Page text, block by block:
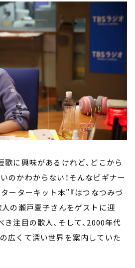
歌に興味があるけれど、どこから
のかわからない！そんなビギナー
ーターキット本”『はつなつみづ
人の瀬戸夏子さんをゲストに迎
き注目の歌人、そして、2000年代
広くて深い世界を案内していた